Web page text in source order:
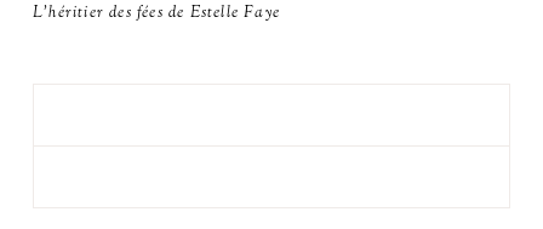
L'héritier des fées de Estelle Faye